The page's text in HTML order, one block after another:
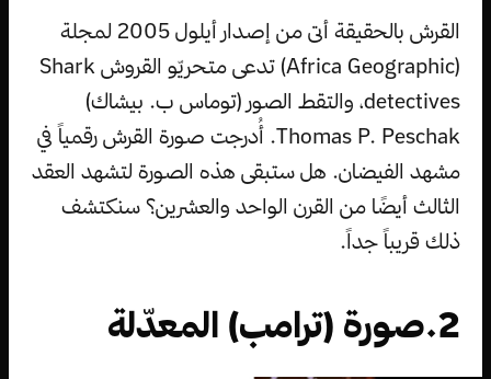
القرش بالحقيقة أتى من إصدار أيلول 2005 لمجلة
(Africa Geographic) تدعى متحريّو القروش Shark
detectives، والتقط الصور (توماس ب. بيشاك)
Thomas P. Peschak. أُدرجت صورة القرش رقمياً في
مشهد الفيضان. هل ستبقى هذه الصورة لتشهد العقد
الثالث أيضًا من القرن الواحد والعشرين؟ سنكتشف
ذلك قريباً جداً.
2.صورة (ترامب) المعدّلة